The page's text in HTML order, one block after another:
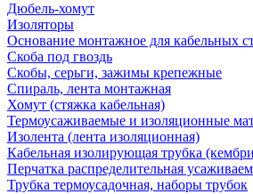
Дюбель-хомут
Изоляторы
Основание монтажное для кабельных
Скоба под гвоздь
Скобы, серьги, зажимы крепежные
Спираль, лента монтажная
Хомут (стяжка кабельная)
Термоусаживаемые и изоляционные
Изолента (лента изоляционная)
Кабельная изолирующая трубка
Перчатка распределительная
Трубка термоусадочная, наборы трубок